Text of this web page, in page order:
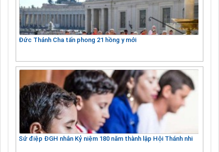
Đức Thánh Cha tấn phong 21 hồng y mới
Sứ điệp ĐGH nhân Kỷ niệm 180 năm thành lập Hội Thánh nhi